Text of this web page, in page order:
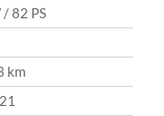
82 PS
km